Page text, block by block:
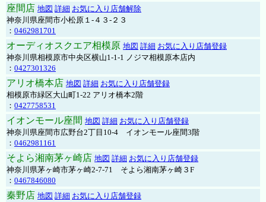
座間店 地図 詳細 お気に入り店舗解除
神奈川県座間市小松原１-４３-２３
： 0462981701
オーディオスクエア相模原 地図 詳細 お気に入り店舗登録
神奈川県相模原市中央区横山1-1-1 ノジマ相模原本店内
： 0427301326
アリオ橋本店 地図 詳細 お気に入り店舗登録
相模原市緑区大山町1-22 アリオ橋本2階
： 0427758531
イオンモール座間 地図 詳細 お気に入り店舗登録
神奈川県座間市広野台2丁目10-4 イオンモール座間3階
： 0462981161
そよら湘南茅ヶ崎店 地図 詳細 お気に入り店舗登録
神奈川県茅ヶ崎市茅ヶ崎2‐7‐71 そよら湘南茅ヶ崎３F
： 0467846080
秦野店 地図 詳細 お気に入り店舗登録